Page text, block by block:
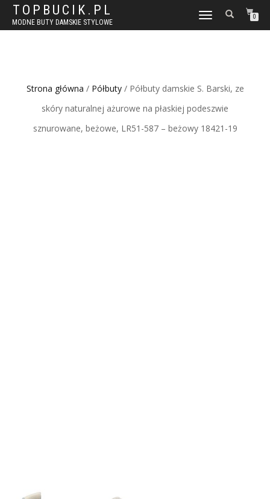
TOPBUCIK.PL
MODNE BUTY DAMSKIE STYLOWE
WŁĄCZ
NAWIGACJĘ
0
Strona główna / Półbuty/ Półbuty damskie S. Barski, ze
skóry naturalnej ażurowe na płaskiej podeszwie
sznurowane, beżowe, LR51-587 – beżowy 18421-19